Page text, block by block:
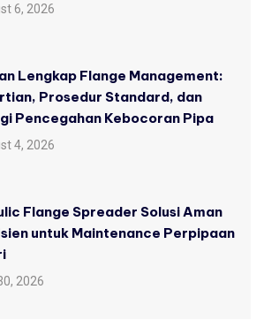
6, 2026
Lengkap Flange Management:
Prosedur Standard, dan
Pencegahan Kebocoran Pipa
4, 2026
Flange Spreader Solusi Aman
untuk Maintenance Perpipaan
2026